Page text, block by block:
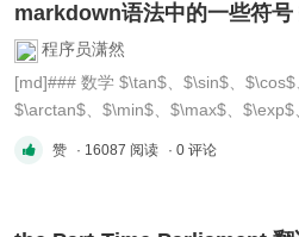
`https://raft.github.io/` 官网有详细的说明，一定注
意到这两块 ...
markdown语法中的一些符号
程序员潇然
[md]### 数学 $\tan$、$\sin$、$\cos$、$\lg$、$\arcsin$、
$\arctan$、$\min$、$\max$、$\exp$、$\log$ $\in$
赞 · 16087 阅读 · 0 评论